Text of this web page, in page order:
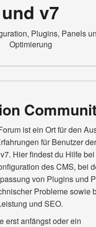
und v7
Plugins, Panels
Optimierung
ist ein Ort für den
für Benutzer der
Hier findest du Hilfe
des CMS, bei
von Plugins und
Probleme sowie
und SEO.
erst anfängst oder ein